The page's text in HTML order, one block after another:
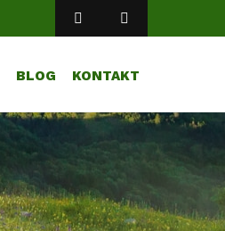
BLOG KONTAKT